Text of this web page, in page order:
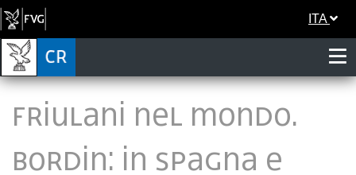
ITA
FRIULANI NEL MONDO.
BORDIN: IN SPAGNA E